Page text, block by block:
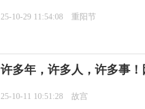
25-10-29 11:54:08 重阳节
许多年，许多人，许多事！
25-10-11 10:51:28 故宫